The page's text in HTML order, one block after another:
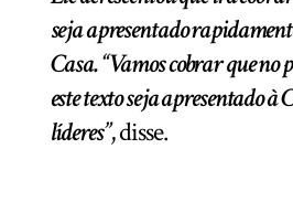
seja apresentado
Casa. “Vamos cobrar que
este texto seja apresentado à
líderes”, disse.